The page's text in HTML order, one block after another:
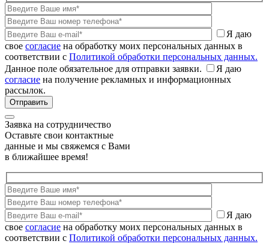
Я даю
свое согласие на обработку моих персональных данных в
соответствии с Политикой обработки персональных данных.
Данное поле обязательное для отправки заявки.
Я даю
согласие на получение рекламных и информационных
рассылок.
Заявка на сотрудничество
Оставьте свои контактные
данные и мы свяжемся с Вами
в ближайшее время!
Я даю
свое согласие на обработку моих персональных данных в
соответствии с Политикой обработки персональных данных.